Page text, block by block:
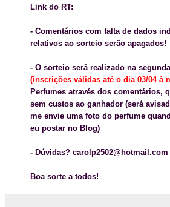
Link do RT:
- Comentários com falta de dados
relativos ao sorteio serão apagados!
- O sorteio será realizado na
(inscrições válidas até o dia 03/04 à
Perfumes através dos comentários,
sem custos ao ganhador (será
me envie uma foto do perfume
eu postar no Blog)
- Dúvidas? carolp2502@hotmail.com
Boa sorte a todos!